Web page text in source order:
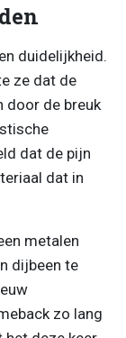
duidelijkheid.
ze dat de
door de breuk
dat de pijn
dat in
metalen
dijbeen te
zo lang